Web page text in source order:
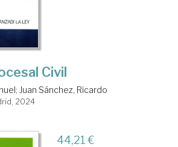
Civil
; Juan Sánchez, Ricardo
2024
44,21 €